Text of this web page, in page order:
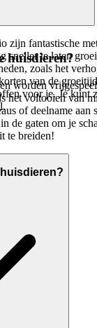
zijn fantastische
sneller te laten
zoals het
van de
voor je. Je kunt
huisdieren?
worden
het voltooien van
of deelname aan
de gaten om je
te breiden!